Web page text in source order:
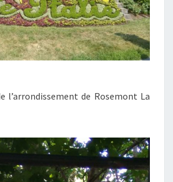
l’arrondissement de Rosemont La